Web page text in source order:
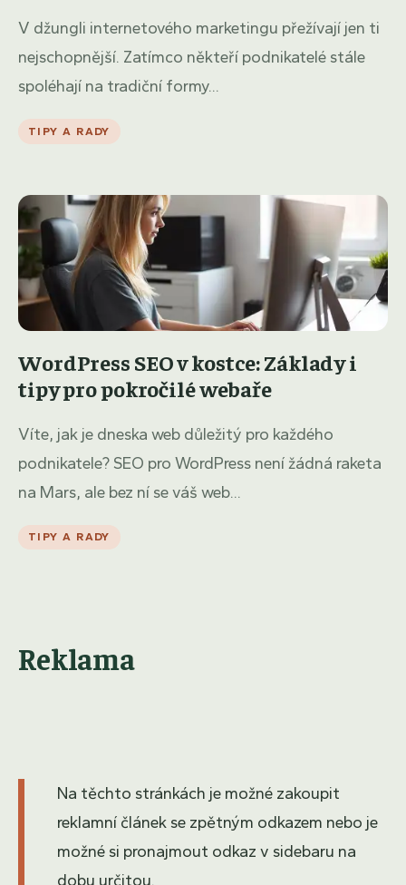
V džungli internetového marketingu přežívají jen ti
nejschopnější. Zatímco někteří podnikatelé stále
spoléhají na tradiční formy...
TIPY A RADY
WordPress SEO v kostce: Základy i
tipy pro pokročilé webaře
Víte, jak je dneska web důležitý pro každého
podnikatele? SEO pro WordPress není žádná raketa
na Mars, ale bez ní se váš web...
TIPY A RADY
Reklama
Na těchto stránkách je možné zakoupit
reklamní článek se zpětným odkazem nebo je
možné si pronajmout odkaz v sidebaru na
dobu určitou.